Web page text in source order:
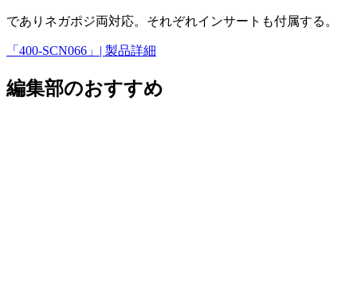
でありネガポジ両対応。それぞれインサートも付属する。
「400-SCN066」| 製品詳細
編集部のおすすめ